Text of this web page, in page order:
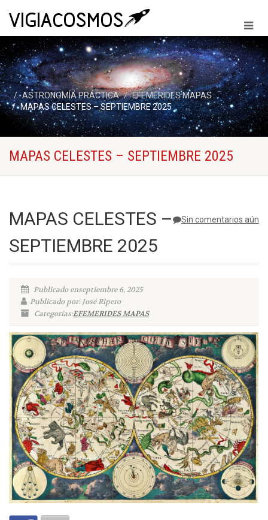
ASTRONOMÍA PRÁCTICA
EFEMERIDES MAPAS
MAPAS CELESTES – SEPTIEMBRE 2025
MAPAS CELESTES – SEPTIEMBRE 2025
Sin comentarios aún
MAPAS CELESTES –
SEPTIEMBRE 2025
Publicado enseptiembre 6, 2025
Publicado por: José Ripero
Categorías:EFEMERIDES MAPAS